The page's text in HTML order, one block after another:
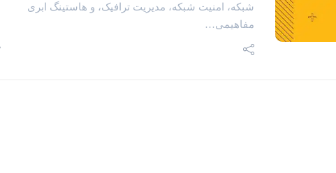
شبکه، امنیت شبکه، مدیریت ترافیک، و هاستینگ ابری
مفاهیمی…